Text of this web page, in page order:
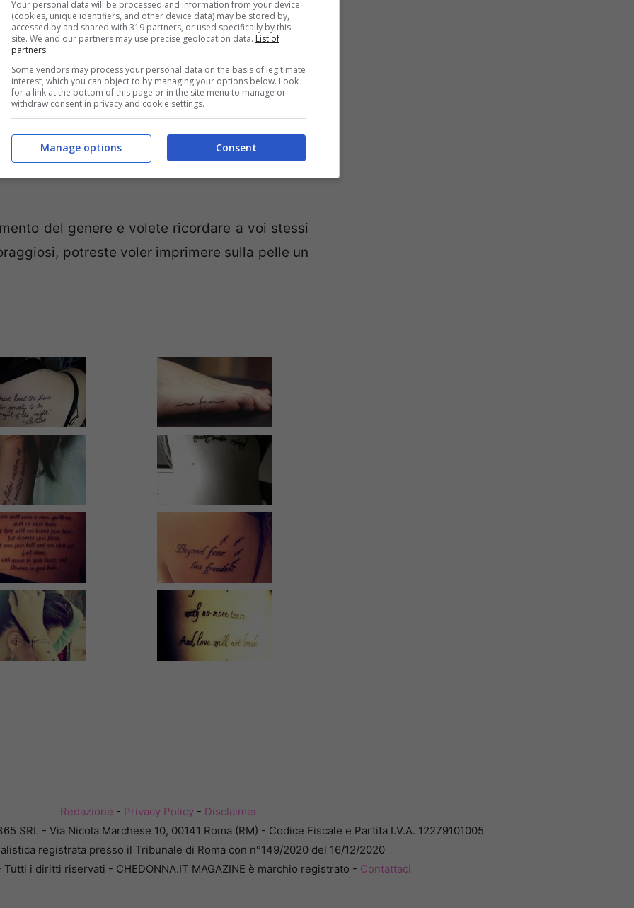
Grayling)
(di amare, di iniziare una nuova avventura, di
cambiare casa, ecc ecc) ci blocca e sembra
cupi, eppure quando se ne esce ci si
del genere e volete ricordare a voi stessi
potreste voler imprimere sulla pelle un
Redazione - Privacy Policy- Disclaimer
SRL - Via Nicola Marchese 10, 00141 Roma (RM) - Codice Fiscale e Partita I.V.A. 12279101005
registrata presso il Tribunale di Roma con n°149/2020 del 16/12/2020
i diritti riservati - CHEDONNA.IT MAGAZINE è marchio registrato - Contattaci
Your personal data will be processed and information from your device
(cookies, unique identifiers, and other device data) may be stored by,
accessed by and shared with 319 partners, or used specifically by this
site. We and our partners may use precise geolocation data. List of
partners.
Some vendors may process your personal data on the basis of legitimate
interest, which you can object to by managing your options below. Look
for a link at the bottom of this page or in the site menu to manage or
withdraw consent in privacy and cookie settings.
Consent
Manage options